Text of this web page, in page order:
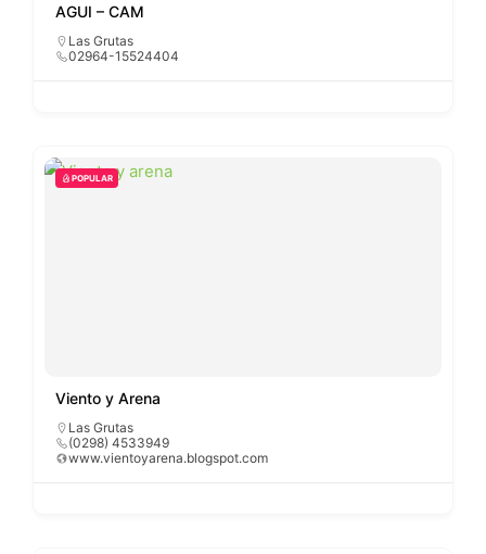
AGUI – CAM
Las Grutas
02964-15524404
POPULAR
Viento y Arena
Las Grutas
(0298) 4533949
www.vientoyarena.blogspot.com